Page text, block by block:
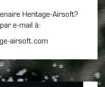
Heritage-Airsoft?
e-mail à:
airsoft.com